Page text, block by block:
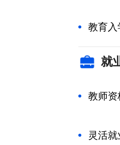
教育入
就
教师资
灵活就